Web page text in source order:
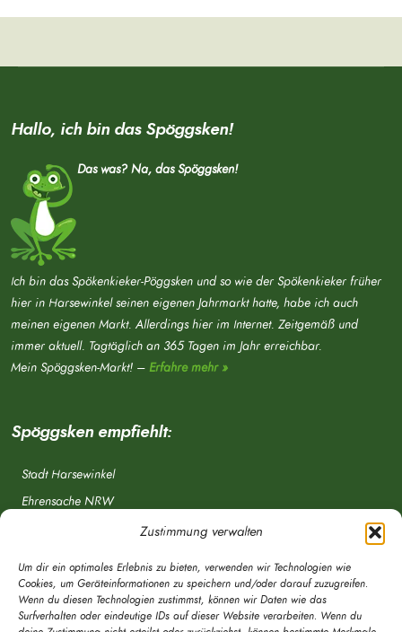
Zustimmung verwalten
Um dir ein optimales Erlebnis zu bieten, verwenden wir Technologien wie
Cookies, um Geräteinformationen zu speichern und/oder darauf zuzugreifen.
Wenn du diesen Technologien zustimmst, können wir Daten wie das
Surfverhalten oder eindeutige IDs auf dieser Website verarbeiten. Wenn du
Hallo, ich bin das Spöggsken!
Das was? Na, das Spöggsken!
Ich bin das Spökenkieker-Pöggsken und so wie der Spökenkieker früher
hier in Harsewinkel seinen eigenen Jahrmarkt hatte, habe ich auch
meinen eigenen Markt. Allerdings hier im Internet. Zeitgemäß und
immer aktuell. Tagtäglich an 365 Tagen im Jahr erreichbar.
Mein Spöggsken-Markt! – Erfahre mehr »
Spöggsken empfiehlt:
Stadt Harsewinkel
Ehrensache NRW
OWL Verkehr
Greffen.de